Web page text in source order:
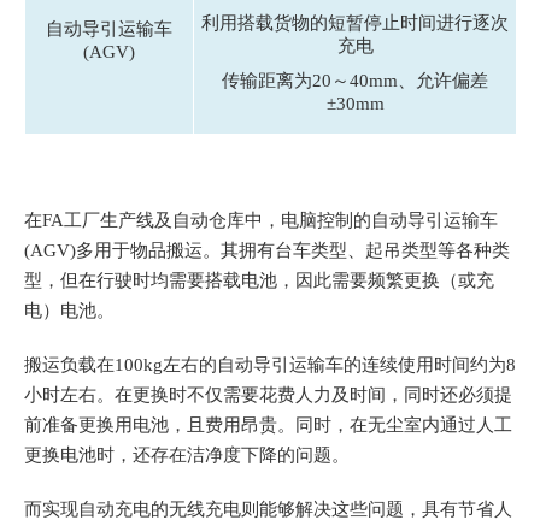
自动导引运输车
(AGV)
利用搭载货物的短暂停止时间进行逐次
充电
传输距离为20～40mm、允许偏差
±30mm
在FA工厂生产线及自动仓库中，电脑控制的自动导引运输车
(AGV)多用于物品搬运。其拥有台车类型、起吊类型等各种类
型，但在行驶时均需要搭载电池，因此需要频繁更换（或充
电）电池。
搬运负载在100kg左右的自动导引运输车的连续使用时间约为8
小时左右。在更换时不仅需要花费人力及时间，同时还必须提
前准备更换用电池，且费用昂贵。同时，在无尘室内通过人工
更换电池时，还存在洁净度下降的问题。
而实现自动充电的无线充电则能够解决这些问题，具有节省人